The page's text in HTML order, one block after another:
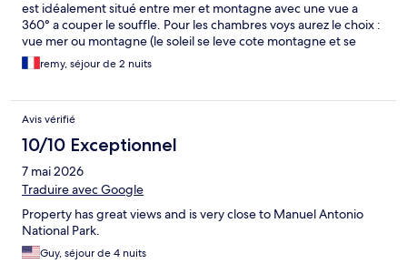
est idéalement situé entre mer et montagne avec une vue a
360° a couper le souffle. Pour les chambres voys aurez le choix :
vue mer ou montagne (le soleil se leve cote montagne et se
couche cote mer). Mais n'ayez pas de regret la plateforme du
restaurant permet de voir de tous les cotes et vous ne raterez
tombe au moment de l happy hour Le prix inclut aussi un tour du
parc de l hotel avec guide pour decouvrir les animaux. Nous le
conseillons virement : vous y verrez des toucans, paresseux,
grenouilles, singes, perroquets et tant d'autres.. en passant par
des ponts de singes. Un extraordinaire sejour. Petit conseil si
vous louez une voiture: privilegiez les 4x4 : au costa rica les
une résidence sécurisée tout en haut dune colline). Vous
pourrez y manger et prendre un petit-déjeuner mais il y a pas
mal de petit restaurant a 5/10 mn a pied.
remy, séjour de 2 nuits
Avis vérifié
10/10 Exceptionnel
7 mai 2026
Traduire avec Google
Property has great views and is very close to Manuel Antonio
National Park.
Guy, séjour de 4 nuits